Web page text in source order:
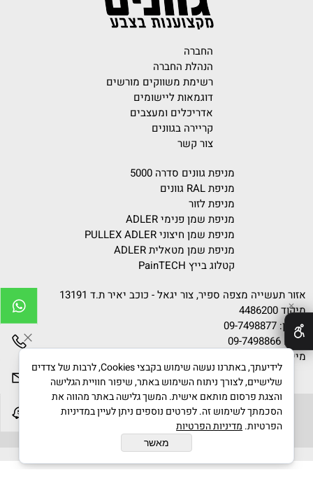
החברה
הנהלת החברה
רשימת משווקים מורשים
דוגמאות ליישומים
אדריכלים ומעצבים
קריירה בגוונים
צור קשר
מניפת גוונים סדרה 5000
מניפת RAL גוונים
מניפת לזור
מניפת שמן פנימי ADLER
מניפת שמן חיצוני PULLEX ADLER
מניפת שמן מטאלית ADLER
קטלוג בייץ PainTECH
אזור תעשייה מצפה ספיר, צור יגאל - כוכב יאיר ת.ד 13191
מיקוד 4486200
טלפון: 09-7498877
פקס: 09-7498866
מייל:
גוונים © 2020 All Rights Reserved
✕
לידיעתך, באתרנו נעשה שימוש בקבצי Cookies, לרבות של צדדים
שלישיים, לצורך ניתוח השימוש באתר, שיפור חוויית הגלישה
והצגת פרסום מותאם אישית. המשך גלישה באתר מהווה את
הסכמתך לשימוש זה. לפרטים נוספים ניתן לעיין במדיניות
הפרטיות. מדיניות הפרטיות
מאשר